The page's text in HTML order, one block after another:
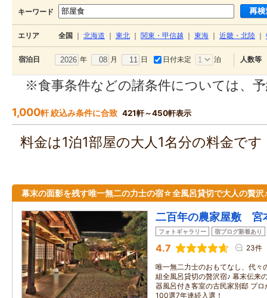
キーワード
エリア 全国 北海道 東北 関東・甲信越 東海 近畿・北陸
宿泊日 年 月 日 日付未定 泊 人数等
※食事条件などの諸条件については、
1,000軒 絞込み条件に合致 421軒～450軒表示
料金は1泊1部屋の大人1名分の料金で
幕末の面影を残す唯一無二の力士の宿☆全風呂貸切で大人の贅沢
二百年の農家屋敷 宮
フォトギャラリー 宿ブログ新着あり
4.7 23件
唯一無二力士のおもてなし、代々
組全風呂貸切の贅沢宿♪ 幕末伝来
器風呂付き客室の古民家別邸 プ
100選7年連続入選！